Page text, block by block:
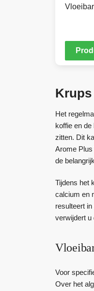
Krups
Het
koffie en
zitten. Dit
Arome Plus
de
Tijdens het
calcium en
resulteert
verwijdert u
Voor
Over het